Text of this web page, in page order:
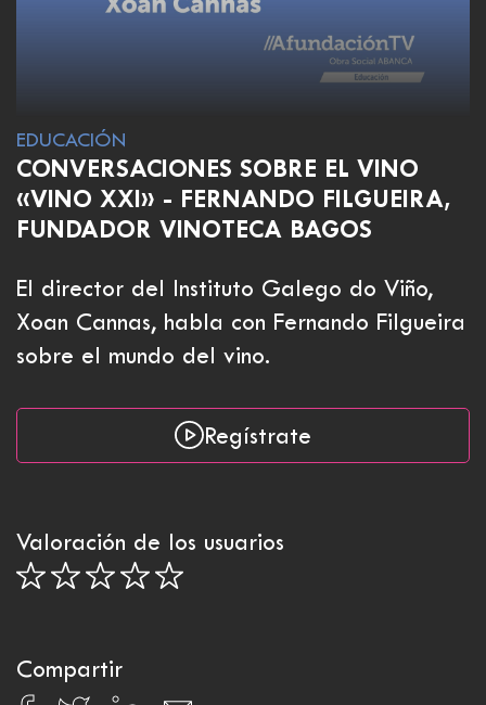
EDUCACIÓN
CONVERSACIONES SOBRE EL VINO
«VINO XXI» - FERNANDO FILGUEIRA,
FUNDADOR VINOTECA BAGOS
El director del Instituto Galego do Viño,
Xoan Cannas, habla con Fernando Filgueira
sobre el mundo del vino.
Regístrate
Valoración de los usuarios
Compartir